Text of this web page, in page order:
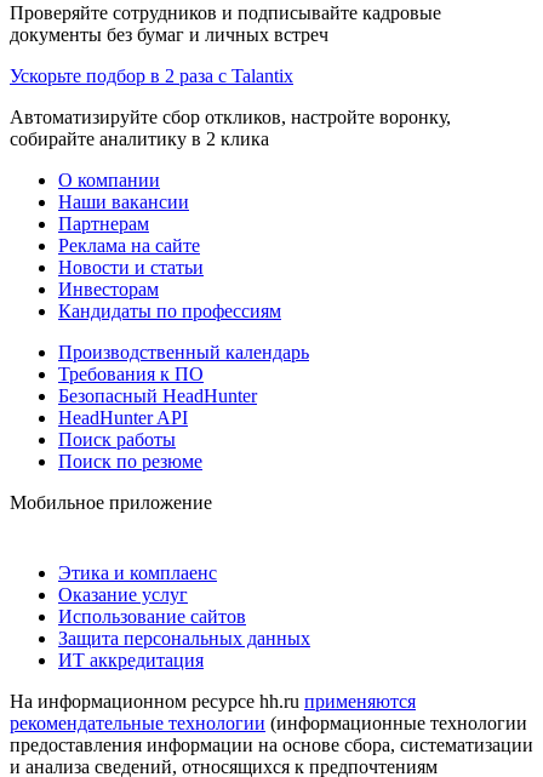
Проверяйте сотрудников и подписывайте кадровые
документы без бумаг и личных встреч
Ускорьте подбор в 2 раза с Talantix
Автоматизируйте сбор откликов, настройте воронку,
собирайте аналитику в 2 клика
О компании
Наши вакансии
Партнерам
Реклама на сайте
Новости и статьи
Инвесторам
Кандидаты по профессиям
Производственный календарь
Требования к ПО
Безопасный HeadHunter
HeadHunter API
Поиск работы
Поиск по резюме
Мобильное приложение
Этика и комплаенс
Оказание услуг
Использование сайтов
Защита персональных данных
ИТ аккредитация
На информационном ресурсе hh.ru применяются
рекомендательные технологии (информационные технологии
предоставления информации на основе сбора, систематизации
и анализа сведений, относящихся к предпочтениям